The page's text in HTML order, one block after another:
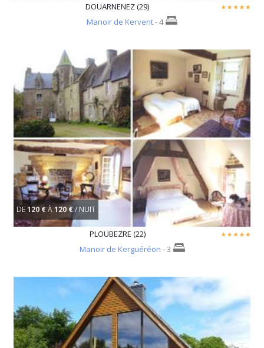
DOUARNENEZ (29)
Manoir de Kervent- 4
DE120 €À120 €/ NUIT
PLOUBEZRE (22)
Manoir de Kerguéréon - 3